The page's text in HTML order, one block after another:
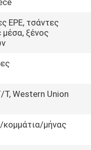
EPE, τσάντες
ξένος
T, Western Union
κομμάτια/μήνας